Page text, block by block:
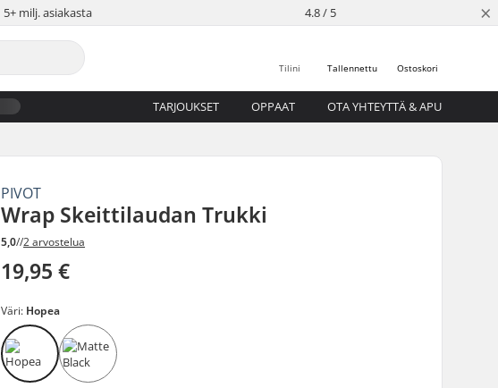
5+ milj. asiakasta 4.8 / 5 ×
Ostoskori
Tallennettu
Tilini
TARJOUKSET OPPAAT OTA YHTEYTTÄ & APU
PIVOT
Wrap Skeittilaudan Trukki
5,0//2 arvostelua
19,95 €
Väri: Hopea